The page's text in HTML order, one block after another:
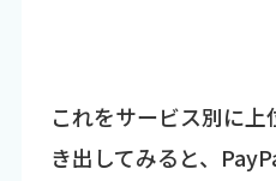
これをサービス別に
き出してみると、